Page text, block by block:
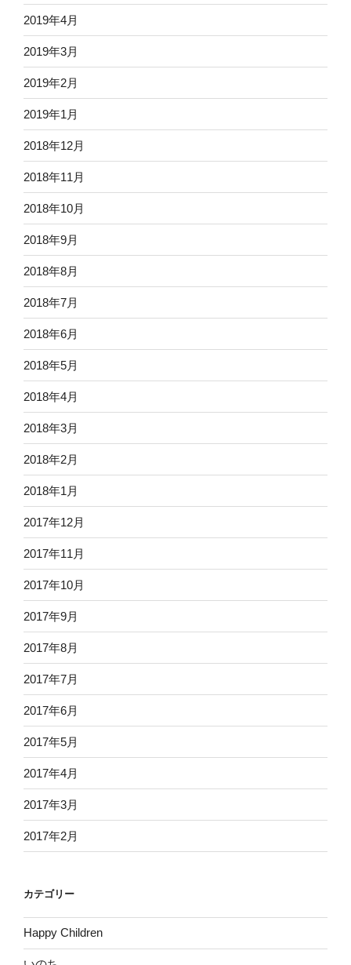
2019年4月
2019年3月
2019年2月
2019年1月
2018年12月
2018年11月
2018年10月
2018年9月
2018年8月
2018年7月
2018年6月
2018年5月
2018年4月
2018年3月
2018年2月
2018年1月
2017年12月
2017年11月
2017年10月
2017年9月
2017年8月
2017年7月
2017年6月
2017年5月
2017年4月
2017年3月
2017年2月
カテゴリー
Happy Children